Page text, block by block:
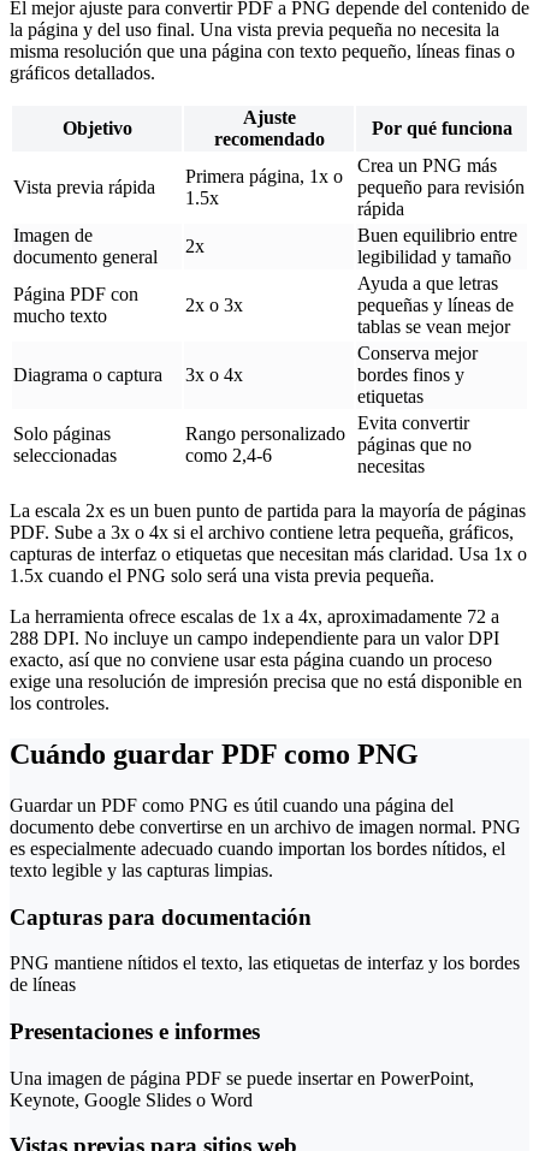
El mejor ajuste para convertir PDF a PNG depende del contenido de
la página y del uso final. Una vista previa pequeña no necesita la
misma resolución que una página con texto pequeño, líneas finas o
gráficos detallados.
Objetivo
Ajuste
recomendado
Por qué funciona
Vista previa rápida
Primera página, 1x o
1.5x
Crea un PNG más
pequeño para revisión
rápida
Imagen de
documento general
2x
Buen equilibrio entre
legibilidad y tamaño
Página PDF con
mucho texto
2x o 3x
Ayuda a que letras
pequeñas y líneas de
tablas se vean mejor
Diagrama o captura 3x o 4x
Conserva mejor
bordes finos y
etiquetas
Solo páginas
seleccionadas
Rango personalizado
como 2,4-6
Evita convertir
páginas que no
necesitas
La escala 2x es un buen punto de partida para la mayoría de páginas
PDF. Sube a 3x o 4x si el archivo contiene letra pequeña, gráficos,
capturas de interfaz o etiquetas que necesitan más claridad. Usa 1x o
1.5x cuando el PNG solo será una vista previa pequeña.
La herramienta ofrece escalas de 1x a 4x, aproximadamente 72 a
288 DPI. No incluye un campo independiente para un valor DPI
exacto, así que no conviene usar esta página cuando un proceso
exige una resolución de impresión precisa que no está disponible en
los controles.
Cuándo guardar PDF como PNG
Guardar un PDF como PNG es útil cuando una página del
documento debe convertirse en un archivo de imagen normal. PNG
es especialmente adecuado cuando importan los bordes nítidos, el
texto legible y las capturas limpias.
Capturas para documentación
PNG mantiene nítidos el texto, las etiquetas de interfaz y los bordes
de líneas
Presentaciones e informes
Una imagen de página PDF se puede insertar en PowerPoint,
Keynote, Google Slides o Word